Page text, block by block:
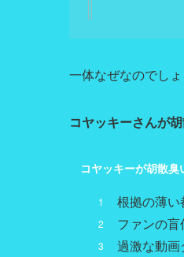
一体なぜなのでしょ
コヤッキーさんが
コヤッキーが胡散
根拠の薄
ファンの盲
過激な動